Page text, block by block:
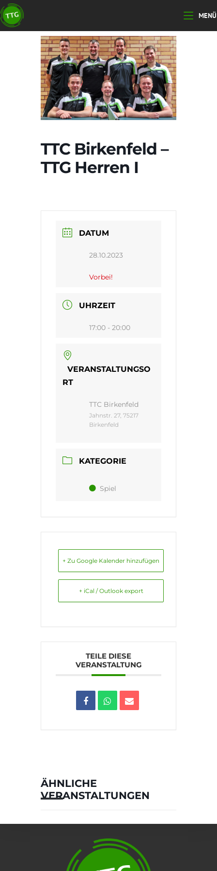
Zum
Inhalt
springen
MENÜ
TTC Birkenfeld –
TTG Herren I
DATUM
28.10.2023
Vorbei!
UHRZEIT
17:00 - 20:00
VERANSTALTUNGSO
RT
TTC Birkenfeld
Jahnstr. 27, 75217
Birkenfeld
KATEGORIE
Spiel
+ Zu Google Kalender hinzufügen
+ iCal / Outlook export
TEILE DIESE
VERANSTALTUNG
ÄHNLICHE
VERANSTALTUNGEN